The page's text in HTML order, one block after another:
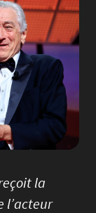
la
l’acteur